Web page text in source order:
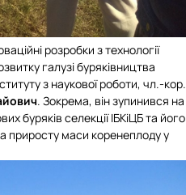
розробки з технології
галузі буряківництва
з наукової роботи, чл.-кор.
. Зокрема, він зупинився на
буряків селекції ІБКіЦБ та його
приросту маси коренеплоду у